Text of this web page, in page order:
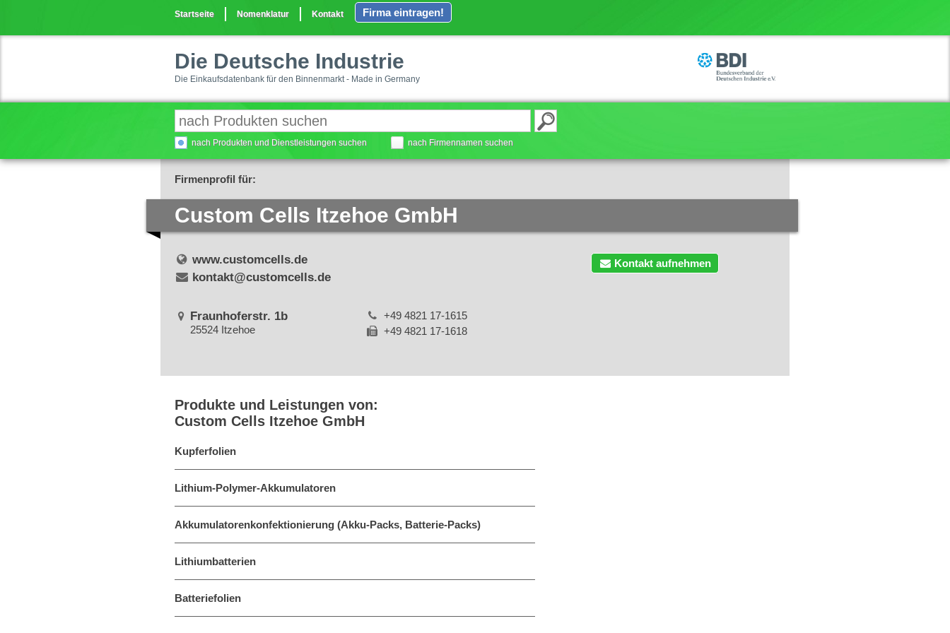
Startseite Nomenklatur Kontakt Firma eintragen!
Die Deutsche Industrie
Die Einkaufsdatenbank für den Binnenmarkt - Made in Germany
nach Produkten und Dienstleistungen suchen nach Firmennamen suchen
Firmenprofil für:
Custom Cells Itzehoe GmbH
Kontakt aufnehmen
www.customcells.de
kontakt@customcells.de
Fraunhoferstr. 1b
25524 Itzehoe
+49 4821 17-1615
+49 4821 17-1618
Produkte und Leistungen von:
Custom Cells Itzehoe GmbH
Kupferfolien
Lithium-Polymer-Akkumulatoren
Akkumulatorenkonfektionierung (Akku-Packs, Batterie-Packs)
Lithiumbatterien
Batteriefolien